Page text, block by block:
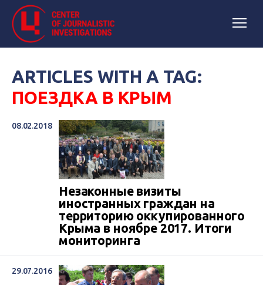
ARTICLES WITH A TAG:
ПОЕЗДКА В КРЫМ
08.02.2018
Незаконные визиты
иностранных граждан на
территорию оккупированного
Крыма в ноябре 2017. Итоги
мониторинга
29.07.2016